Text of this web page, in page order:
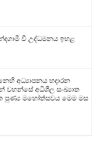
වී උද්ධමනය ඉහළ
අධ්‍යාපනය හදාරන
වහන්සේ අධිශීල සංඛ්‍යාත
පුණ්‍ය මහෝත්සවය මෙම මස